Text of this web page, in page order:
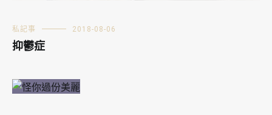
私記事 2018-08-06
抑鬱症